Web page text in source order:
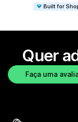
Built for
Quer
Faça uma